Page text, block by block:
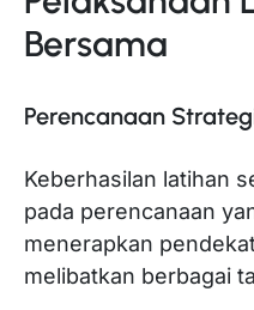
Bersama
Perencanaan
Keberhasilan latihan
pada perencanaan
menerapkan
melibatkan berbagai